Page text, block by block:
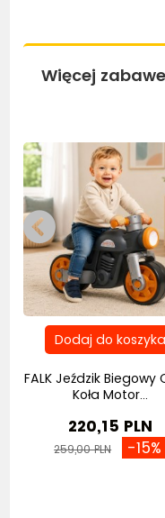
Więcej
FALK Jeździk Biegowy
Koła Motor...
220,15 PLN
259,00 PLN -15%